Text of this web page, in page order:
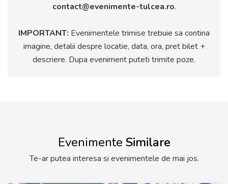
contact@evenimente-tulcea.ro.
IMPORTANT: Evenimentele trimise trebuie sa contina
imagine, detalii despre locatie, data, ora, pret bilet +
descriere. Dupa eveniment puteti trimite poze.
Evenimente Similare
Te-ar putea interesa si evenimentele de mai jos.